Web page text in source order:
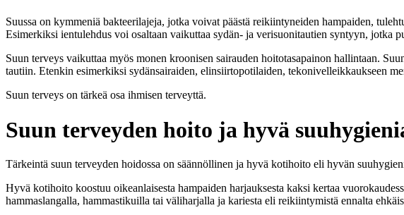
Suussa on kymmeniä bakteerilajeja, jotka voivat päästä reikiintyneiden hampaiden,
Esimerkiksi ientulehdus voi osaltaan vaikuttaa sydän- ja verisuonitautien syntyyn, jotka
Suun terveys vaikuttaa myös monen kroonisen sairauden hoitotasapainon hallintaan.
tautiin. Etenkin esimerkiksi sydänsairaiden, elinsiirtopotilaiden, tekonivelleikkaukseen
Suun terveys on tärkeä osa ihmisen terveyttä.
Suun terveyden hoito ja hyvä
Tärkeintä suun terveyden hoidossa on säännöllinen ja hyvä kotihoito eli hyvän
Hyvä kotihoito koostuu oikeanlaisesta hampaiden harjauksesta kaksi kertaa
hammaslangalla, hammastikuilla tai väliharjalla ja kariesta eli reikiintymistä ennalta